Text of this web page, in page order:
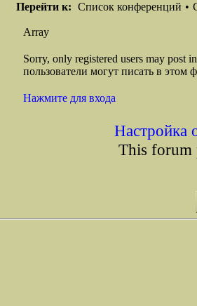
Перейти к: Список конференций •
Array
Sorry, only registered users may post
пользователи могут писать в этом
Нажмите для входа
Настройка
This